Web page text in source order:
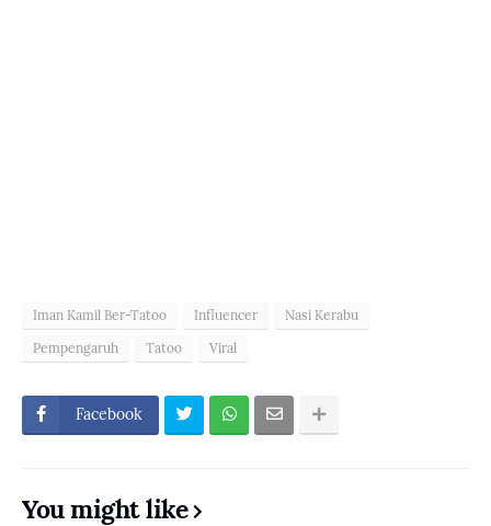
Iman Kamil Ber-Tatoo Influencer
Nasi Kerabu
Pempengaruh
Tatoo Viral
Facebook
You might like